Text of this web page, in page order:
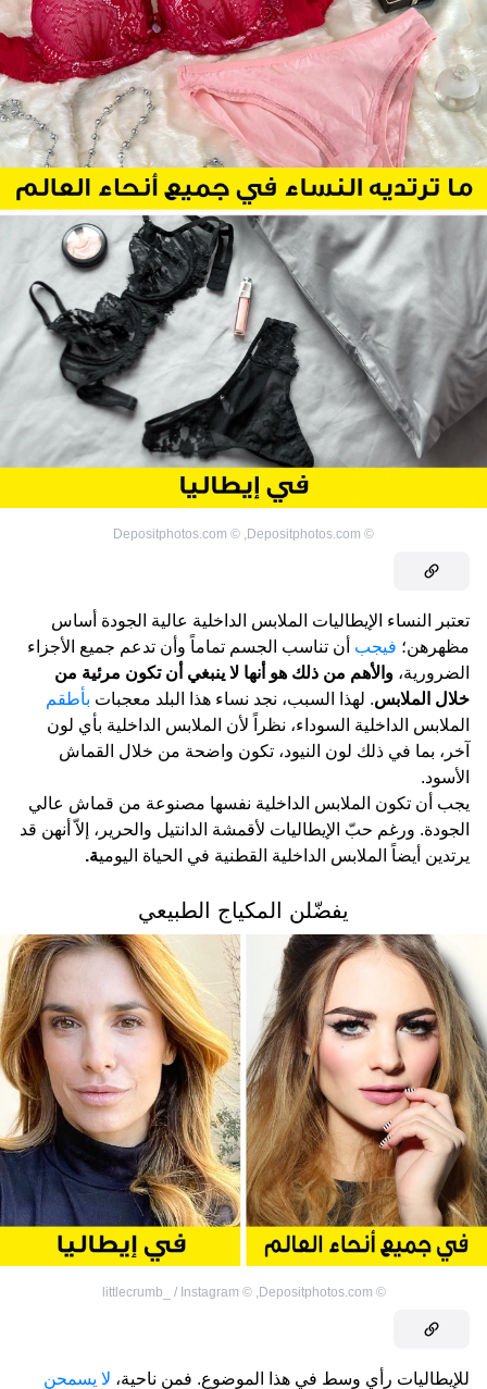
©
Depositphotos.com
©
Depositphotos.com
تعتبر النساء الإيطاليات الملابس الداخلية عالية الجودة أساس
مظهرهن؛ فيجب أن تناسب الجسم تماماً وأن تدعم جميع الأجزاء
الضرورية، والأهم من ذلك هو أنها لا ينبغي أن تكون مرئية من
خلال الملابس. لهذا السبب، نجد نساء هذا البلد معجبات بأطقم
الملابس الداخلية السوداء، نظراً لأن الملابس الداخلية بأي لون
آخر، بما في ذلك لون النيود، تكون واضحة من خلال القماش
الأسود.
يجب أن تكون الملابس الداخلية نفسها مصنوعة من قماش عالي
الجودة. ورغم حبّ الإيطاليات لأقمشة الدانتيل والحرير، إلاّ أنهن قد
يرتدين أيضاً الملابس الداخلية القطنية في الحياة اليومية.
يفضّلن المكياج الطبيعي
©
Depositphotos.com
,
©
littlecrumb_ / Instagram
للإيطاليات رأي وسط في هذا الموضوع. فمن ناحية، لا يسمحن